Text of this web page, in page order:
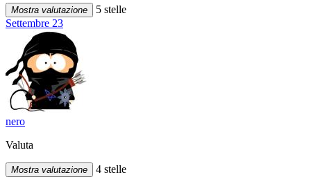
Mostra valutazione
5 stelle
Settembre 23
nero
Valuta
Mostra valutazione
4 stelle